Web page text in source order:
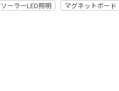
ソーラーLED照明
マグネットボード